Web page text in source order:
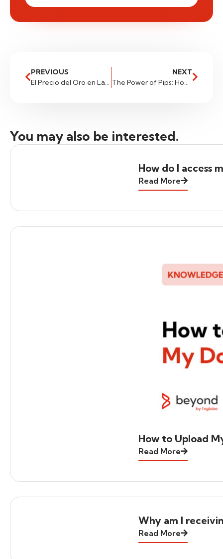
PREVIOUS
El Precio del Oro en Latinoamérica: ¿Qué Tendencias se Observan?
NEXT
The Power of Pips: How Small Movements Can Equal Big Profits
You may also be interested.
How do I access
Read More
How to Upload
Read More
Why am I
Read More